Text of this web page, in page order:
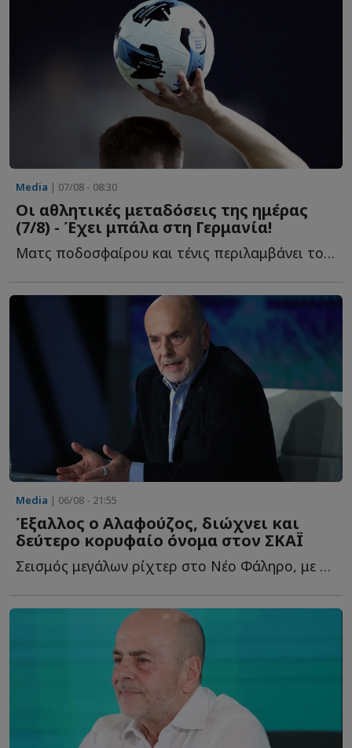
Media | 07/08 - 08:30
Οι αθλητικές μεταδόσεις της ημέρας
(7/8) - Έχει μπάλα στη Γερμανία!
Ματς ποδοσφαίρου και τένις περιλαμβάνει το πρόγραμμα μ...
Media | 06/08 - 21:55
Έξαλλος ο Αλαφούζος, διώχνει και
δεύτερο κορυφαίο όνομα στον ΣΚΑΪ
Σεισμός μεγάλων ρίχτερ στο Νέο Φάληρο, με τον Γιάννη Α...